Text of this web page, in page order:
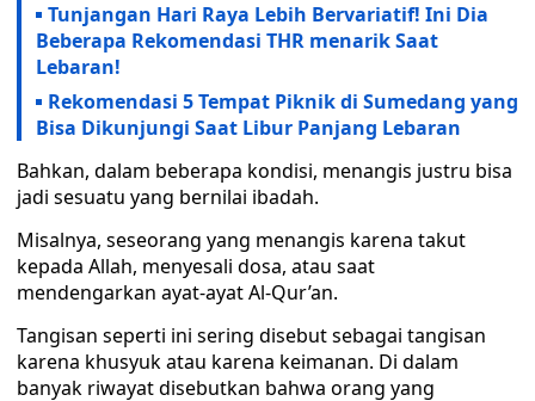
Tunjangan Hari Raya Lebih Bervariatif! Ini Dia
Beberapa Rekomendasi THR menarik Saat
Lebaran!
Rekomendasi 5 Tempat Piknik di Sumedang yang
Bisa Dikunjungi Saat Libur Panjang Lebaran
Bahkan, dalam beberapa kondisi, menangis justru bisa
jadi sesuatu yang bernilai ibadah.
Misalnya, seseorang yang menangis karena takut
kepada Allah, menyesali dosa, atau saat
mendengarkan ayat-ayat Al-Qur’an.
Tangisan seperti ini sering disebut sebagai tangisan
karena khusyuk atau karena keimanan. Di dalam
banyak riwayat disebutkan bahwa orang yang